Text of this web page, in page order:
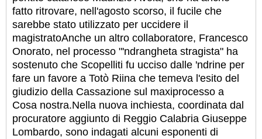
fatto ritrovare, nell'agosto scorso, il fucile che
sarebbe stato utilizzato per uccidere il
magistratoAnche un altro collaboratore, Francesco
Onorato, nel processo "'ndrangheta stragista" ha
sostenuto che Scopelliti fu ucciso dalle 'ndrine per
fare un favore a Totò Riina che temeva l'esito del
giudizio della Cassazione sul maxiprocesso a
Cosa nostra.Nella nuova inchiesta, coordinata dal
procuratore aggiunto di Reggio Calabria Giuseppe
Lombardo, sono indagati alcuni esponenti di